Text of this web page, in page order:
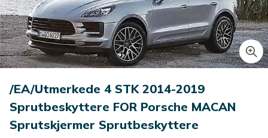
/EA/Utmerkede 4 STK 2014-2019
Sprutbeskyttere FOR Porsche MACAN
Sprutskjermer Sprutbeskyttere